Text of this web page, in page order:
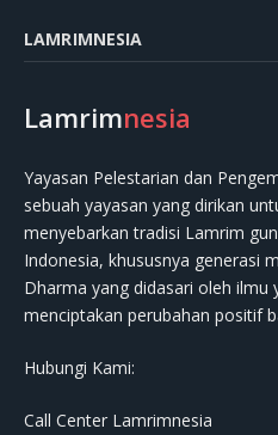
LAMRIMNESIA
Lamrimnesia
Yayasan Pelestarian dan
sebuah yayasan yang dirikan
menyebarkan tradisi Lamrim
Indonesia, khususnya generasi
Dharma yang didasari oleh ilmu
menciptakan perubahan positif
Hubungi Kami:
Call Center Lamrimnesia